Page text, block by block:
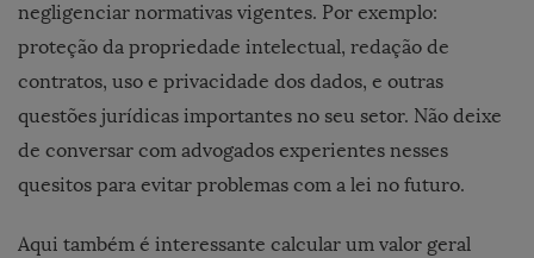
negligenciar normativas vigentes. Por exemplo:
proteção da propriedade intelectual, redação de
contratos, uso e privacidade dos dados, e outras
questões jurídicas importantes no seu setor. Não deixe
de conversar com advogados experientes nesses
quesitos para evitar problemas com a lei no futuro.
Aqui também é interessante calcular um valor geral